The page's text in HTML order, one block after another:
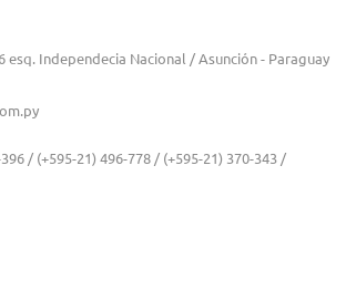
esq. Independecia Nacional / Asunción - Paraguay
/ (+595-21) 496-778 / (+595-21) 370-343 /